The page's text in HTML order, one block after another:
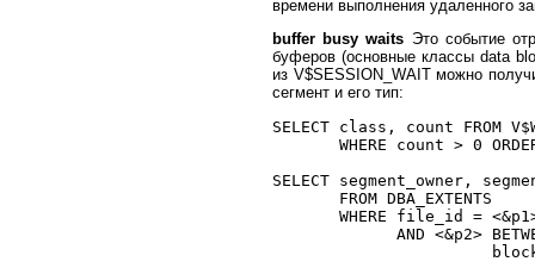
времени выполнения удаленного
buffer busy waits Это событие
буферов (основные классы data
из V$SESSION_WAIT можно
сегмент и его тип:
SELECT class, count FROM
WHERE count > 0
SELECT segment_owner,
       FROM DBA_EXTENTS
WHERE file_id =
AND <&p2>